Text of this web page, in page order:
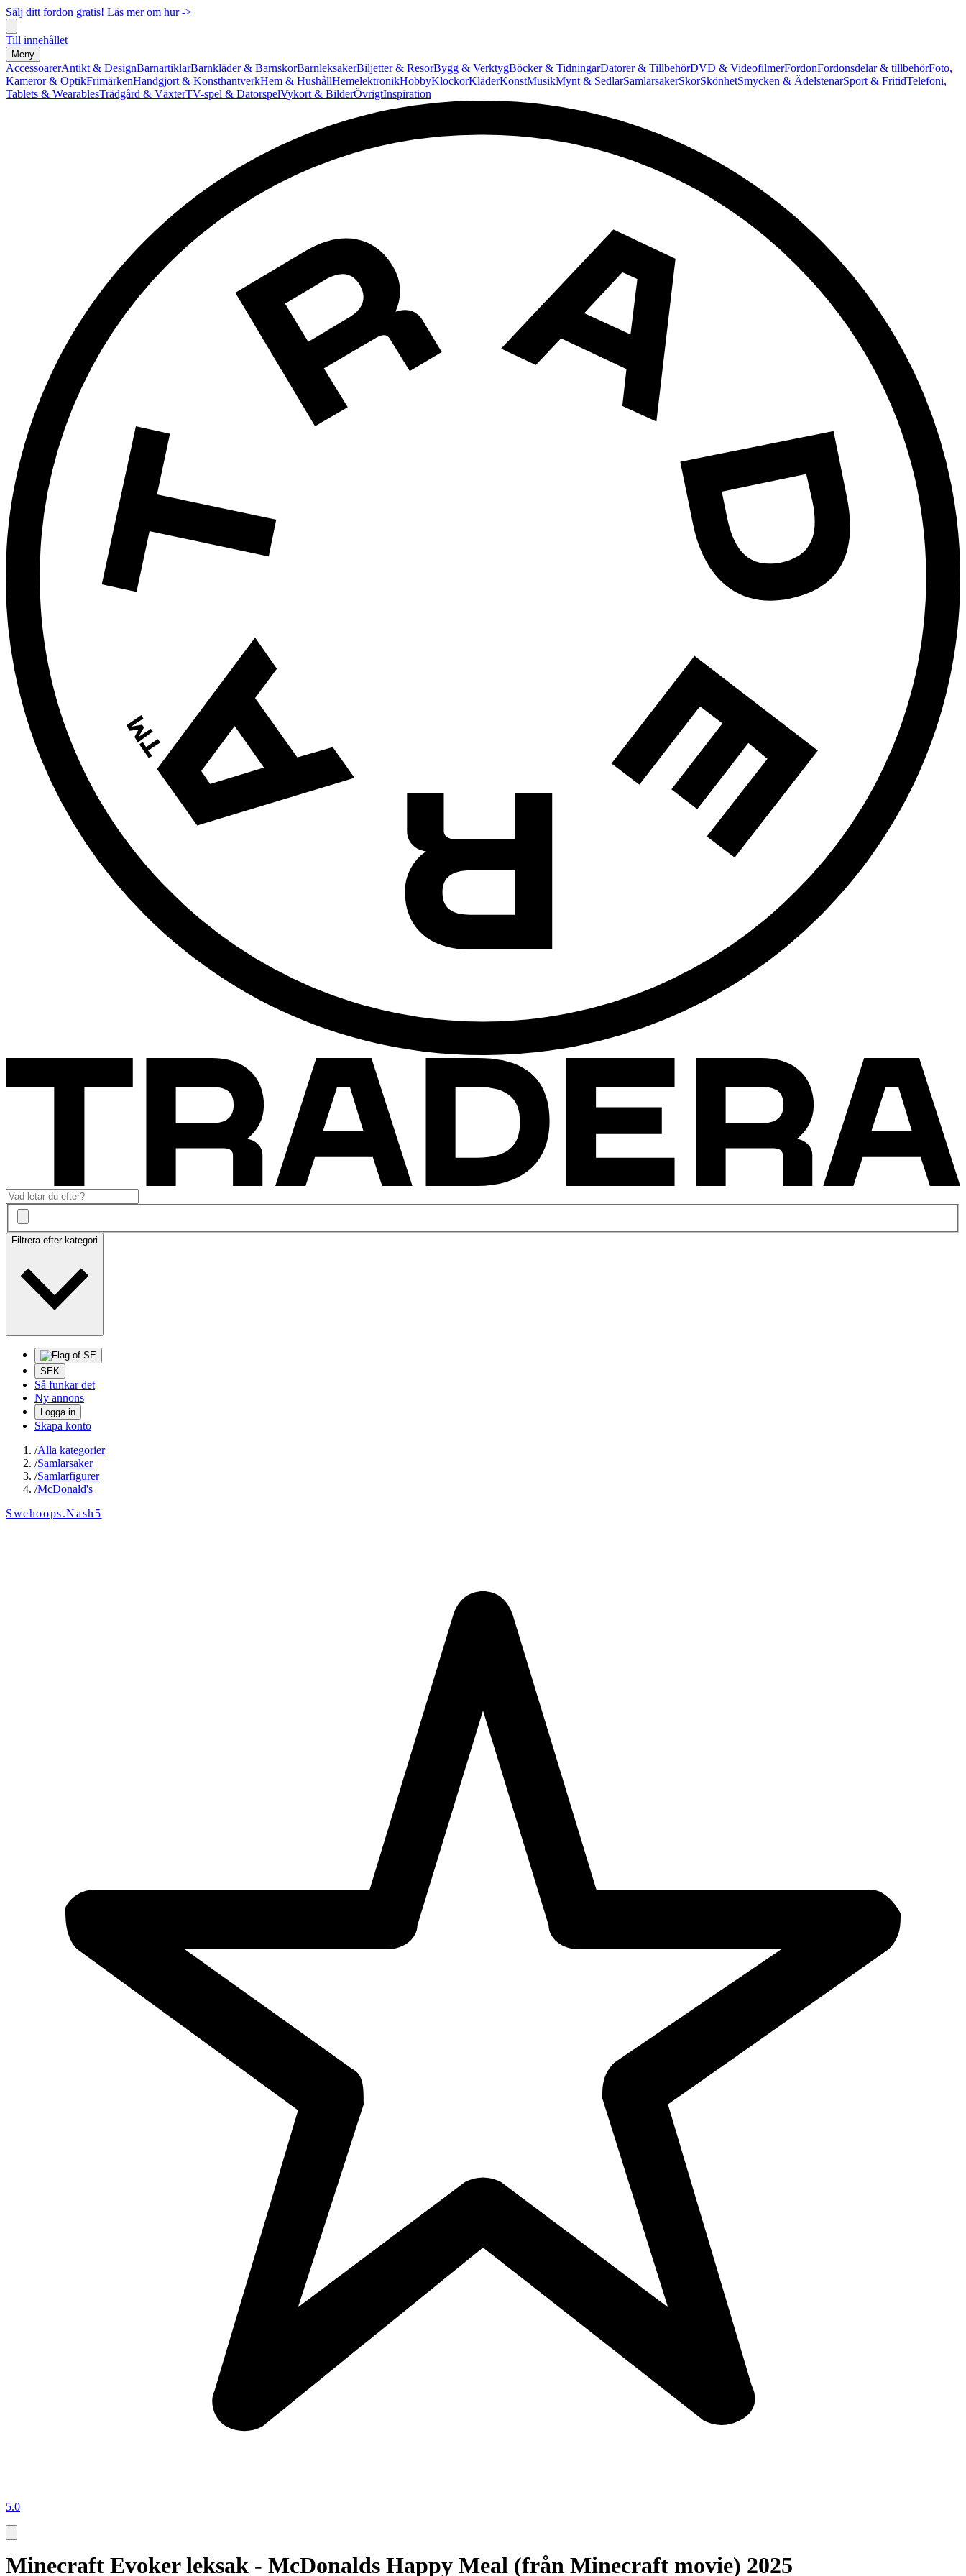
Sälj ditt fordon gratis! Läs mer om hur ->
Till innehållet
Meny
AccessoarerAntikt & DesignBarnartiklarBarnkläder & BarnskorBarnleksakerBiljetter & ResorBygg & VerktygBöcker & TidningarDatorer & TillbehörDVD & VideofilmerFordonFordonsdelar & tillbehörFoto,
Kameror & OptikFrimärkenHandgjort & KonsthantverkHem & HushållHemelektronikHobbyKlockorKläderKonstMusikMynt & SedlarSamlarsakerSkorSkönhetSmycken & ÄdelstenarSport & FritidTelefoni,
Tablets & WearablesTrädgård & VäxterTV-spel & DatorspelVykort & BilderÖvrigtInspiration
Filtrera efter kategori
SEK
Så funkar det
Ny annons
Logga in
Skapa konto
/Alla kategorier
/Samlarsaker
/Samlarfigurer
/McDonald's
Swehoops.Nash5
5.0
Minecraft Evoker leksak - McDonalds Happy Meal (från Minecraft movie) 2025